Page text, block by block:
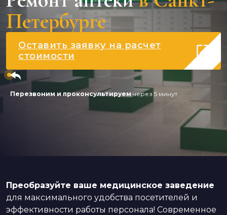
Петербурге
Оставить заявку на расчет
стоимости
Перезвоним и проконсультируем через 5 минут
Преобразуйте ваше медицинское заведение
для максимального удобства посетителей и
эффективности работы персонала! Современное